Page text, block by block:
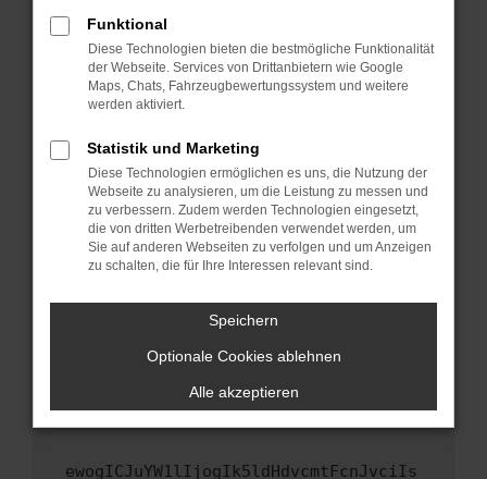
Starte dein Gerät neu.
Das kann manchmal helfen, vorübergehende
Probleme zu beheben.
Betriebssystem auf dem neuesten Stand
sind.
Veraltete Software birgt nicht nur ein
Sicherheitsrisiko, sondern kann auch dazu
führen, dass bestimmte Funktionen nicht mehr
unterstützt werden.
Wende dich an den Webseitenbetreiber.
Wenn du alle oben genannten Schritte versucht
hast, kontaktiere uns bitte. Wir werden
versuchen, das Problem zu beheben. Du kannst
uns diesen Text schicken, um uns bei der
ewogICJuYW1lIjogIk5ldHdvcmtFcnJvciIs
Funktional
Diese Technologien bieten die bestmögliche Funktionalität
der Webseite. Services von Drittanbietern wie Google
Maps, Chats, Fahrzeugbewertungssystem und weitere
werden aktiviert.
Statistik und Marketing
Diese Technologien ermöglichen es uns, die Nutzung der
Webseite zu analysieren, um die Leistung zu messen und
zu verbessern. Zudem werden Technologien eingesetzt,
die von dritten Werbetreibenden verwendet werden, um
Sie auf anderen Webseiten zu verfolgen und um Anzeigen
zu schalten, die für Ihre Interessen relevant sind.
Speichern
Optionale Cookies ablehnen
Alle akzeptieren